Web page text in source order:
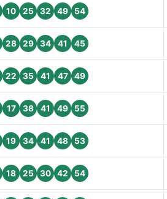
10 25 32 49 54
28 29 34 41 45
22 35 41 47 49
17 38 41 49 55
19 34 41 48 53
18 25 30 42 54